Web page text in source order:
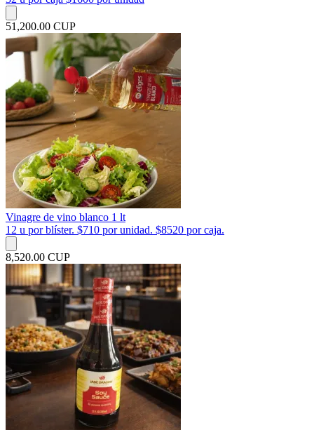
51,200.00 CUP
Vinagre de vino blanco 1 lt
12 u por blíster. $710 por unidad. $8520 por caja.
8,520.00 CUP